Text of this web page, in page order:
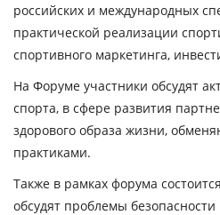
российских и международных
практической реализации
спортивного маркетинга,
На Форуме участники обсудят
спорта, в сфере развития
здорового образа жизни,
практиками.
Также в рамках форума
обсудят проблемы